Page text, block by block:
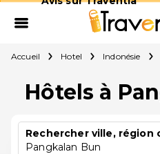
Accueil Hotel Indonésie
Hôtels à
Rechercher ville, région
Pangkalan Bun